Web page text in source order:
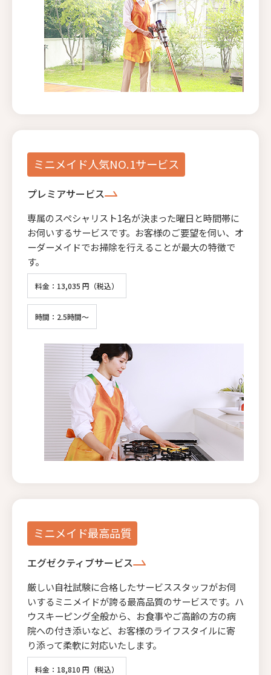
ミニメイド人気NO.1サービス
プレミアサービス
専属のスペシャリスト1名が決まった曜日と時間帯に
お伺いするサービスです。お客様のご要望を伺い、オ
ーダーメイドでお掃除を行えることが最大の特徴で
す。
料金：13,035 円（税込）
時間：2.5時間～
ミニメイド最高品質
エグゼクティブサービス
厳しい自社試験に合格したサービススタッフがお伺
いするミニメイドが誇る最高品質のサービスです。ハ
ウスキーピング全般から、お食事やご高齢の方の病
院への付き添いなど、お客様のライフスタイルに寄
り添って柔軟に対応いたします。
料金：18,810 円（税込）